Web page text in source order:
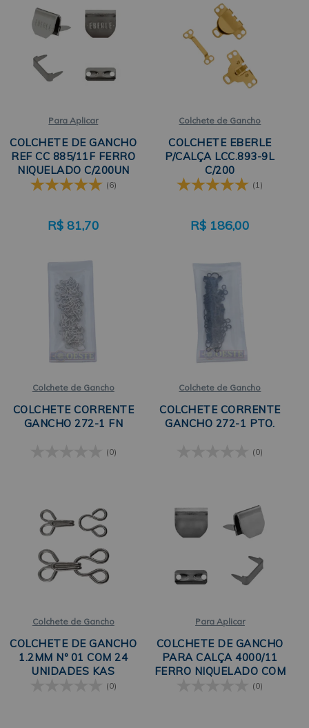
Para Aplicar
COLCHETE DE GANCHO
REF CC 885/11F FERRO
NIQUELADO C/200UN
EBERLE
(6)
R$ 81,70
Colchete de Gancho
COLCHETE EBERLE
P/CALÇA LCC.893-9L
C/200
(1)
R$ 186,00
Colchete de Gancho
COLCHETE CORRENTE
GANCHO 272-1 FN
(0)
Colchete de Gancho
COLCHETE CORRENTE
GANCHO 272-1 PTO.
(0)
Colchete de Gancho
COLCHETE DE GANCHO
1.2MM Nº 01 COM 24
UNIDADES KAS
(0)
Para Aplicar
COLCHETE DE GANCHO
PARA CALÇA 4000/11
FERRO NIQUELADO COM
200 UNIDADES REMACO
(0)